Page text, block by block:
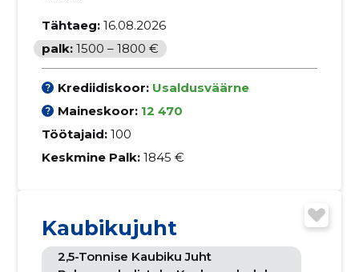
Tähtaeg: 16.08.2026
palk: 1500 – 1800 €
Krediidiskoor: Usaldusväärne
Maineskoor: 12 470
Töötajaid: 100
Keskmine Palk: 1845 €
Kaubikujuht
2,5-Tonnise Kaubiku Juht